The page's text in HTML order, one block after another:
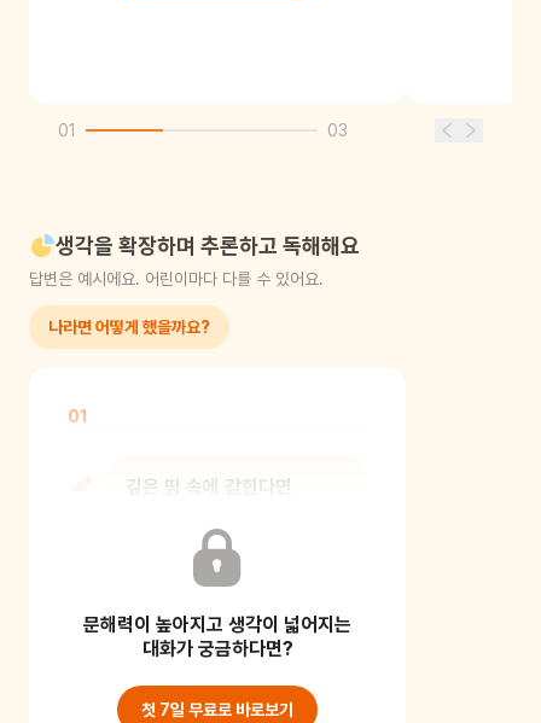
01 03
생각을 확장하며 추론하고 독해해요
답변은 예시에요. 어린이마다 다를 수 있어요.
나라면 어떻게 했을까요?
01
깊은 땅 속에 갇힌다면
탈출해보겠니?
어린이는 마음껏 상상해 보고 양육자는
어린이의 생각을 수용해 주세요. 몇 가지
문해력이 높아지고 생각이 넓어지는
대화가 궁금하다면?
첫 7일 무료로 바로보기